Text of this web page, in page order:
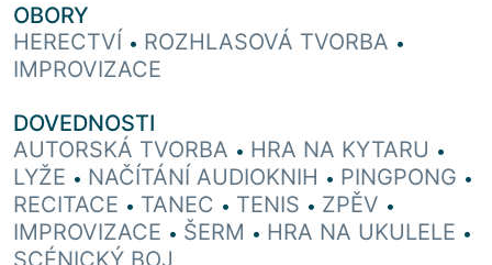
OBORY
HERECTVÍ • ROZHLASOVÁ TVORBA •
IMPROVIZACE
DOVEDNOSTI
AUTORSKÁ TVORBA • HRA NA KYTARU •
LYŽE • NAČÍTÁNÍ AUDIOKNIH • PINGPONG •
RECITACE • TANEC • TENIS • ZPĚV •
IMPROVIZACE • ŠERM • HRA NA UKULELE •
SCÉNICKÝ BOJ